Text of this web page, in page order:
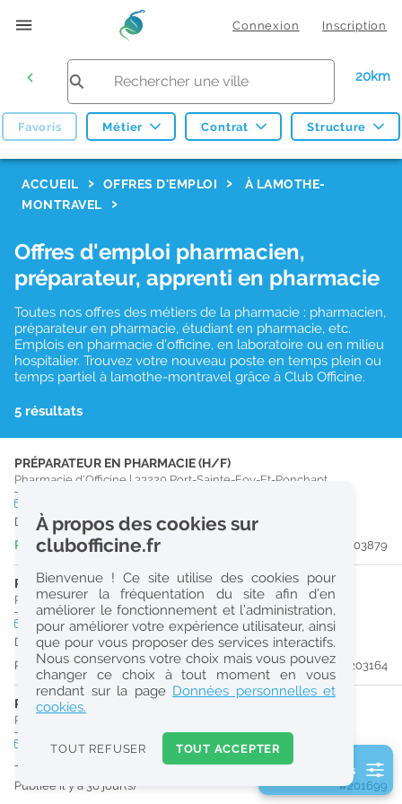
Connexion Inscription
20km
Favoris Métier Contrat Structure
Réinitialiser
2
0
Consulter les offres de la France d'outre-mer
ACCUEIL OFFRES D'EMPLOI
À LAMOTHE-
MONTRAVEL
Offres d'emploi pharmacien,
préparateur, apprenti en pharmacie
Toutes nos offres des métiers de la pharmacie : pharmacien,
préparateur en pharmacie, étudiant en pharmacie, etc.
Emplois en pharmacie d'officine, en laboratoire ou en milieu
hospitalier. Trouvez votre nouveau poste en temps plein ou
temps partiel à lamothe-montravel grâce à Club Officine.
5 résultats
PRÉPARATEUR EN PHARMACIE (H/F)
Pharmacie d'Officine | 33220 Port-Sainte-Foy-Et-Ponchapt
Dès que possible
Publiée il y a 6 jour(s)
#203879
PHARMACIEN (H/F)
Pharmacie d'Officine|24230Vélines
CDI temps plein
Dès que possible
Publiée il y a 15 jour(s)
#203164
PHARMACIEN (H/F)
Pharmacie d'Officine
CDDtemps partiel
Jusqu'au 29/12/26
Publiée il y a 36 jour(s)
#201699
2 filtre(s) actifs
À propos des cookies sur
clubofficine.fr
Bienvenue ! Ce site utilise des cookies pour
mesurer la fréquentation du site afin d’en
améliorer le fonctionnement et l’administration,
pour améliorer votre expérience utilisateur, ainsi
que pour vous proposer des services interactifs.
Nous conservons votre choix mais vous pouvez
changer ce choix à tout moment en vous
rendant sur la page Données personnelles et
cookies.
TOUT REFUSER TOUT ACCEPTER